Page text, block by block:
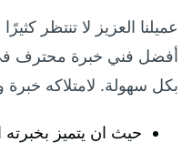
عميلنا العزيز لا تنتظر
أفضل فني خبرة محترف
بكل سهولة. لامتلاكه
حيث ان يتميز بخبرته